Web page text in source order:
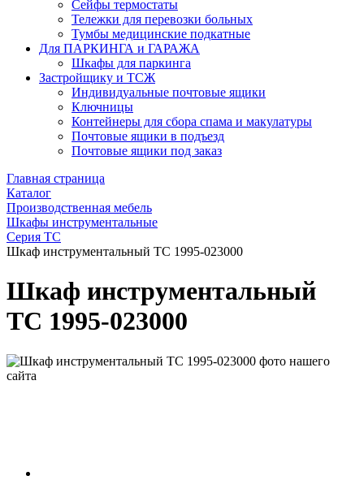
Сейфы термостаты
Тележки для перевозки больных
Тумбы медицинские подкатные
Для ПАРКИНГА и ГАРАЖА
Шкафы для паркинга
Застройщику и ТСЖ
Индивидуальные почтовые ящики
Ключницы
Контейнеры для сбора спама и макулатуры
Почтовые ящики в подъезд
Почтовые ящики под заказ
Главная страница
Каталог
Производственная мебель
Шкафы инструментальные
Серия ТС
Шкаф инструментальный ТС 1995-023000
Шкаф инструментальный
ТС 1995-023000